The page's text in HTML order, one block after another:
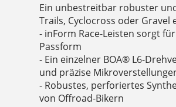
Ein unbestreitbar robuster
Trails, Cyclocross oder Gravel
- inForm Race-Leisten sorgt
Passform
- Ein einzelner BOA® L6-
und präzise
- Robustes, perforiertes
von Offroad-Bikern